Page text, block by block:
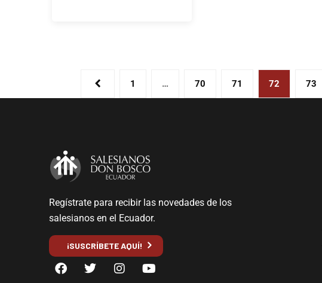
1 … 70 71 72 73
Regístrate para recibir las novedades de los
salesianos en el Ecuador.
¡SUSCRÍBETE AQUÍ!